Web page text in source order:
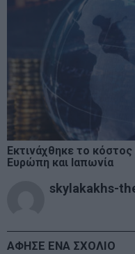
Εκτινάχθηκε το
Ευρώπη και Ιαπωνία
skylakakhs-
ΑΦΗΣΕ ΕΝΑ ΣΧΟΛΙΟ